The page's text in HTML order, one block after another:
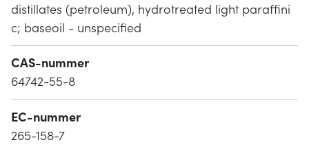
distillates (petroleum), hydrotreated light paraffini
c; baseoil - unspecified
CAS-nummer
64742-55-8
EC-nummer
265-158-7